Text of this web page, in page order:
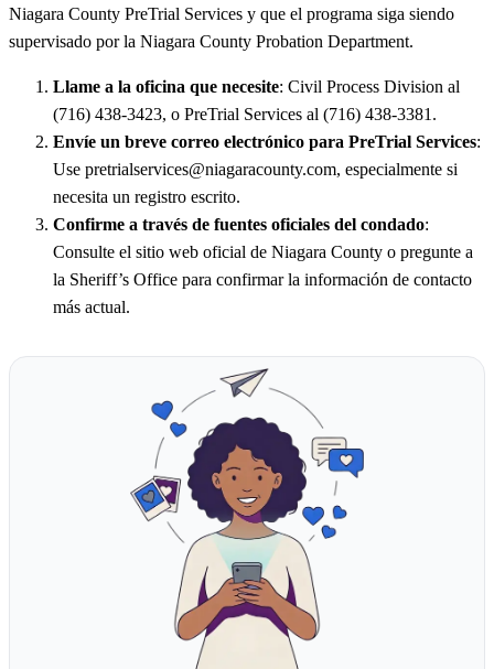
Niagara County PreTrial Services y que el programa siga siendo
supervisado por la Niagara County Probation Department.
Llame a la oficina que necesite: Civil Process Division al
(716) 438-3423, o PreTrial Services al (716) 438-3381.
Envíe un breve correo electrónico para PreTrial Services:
Use pretrialservices@niagaracounty.com, especialmente si
necesita un registro escrito.
Confirme a través de fuentes oficiales del condado:
Consulte el sitio web oficial de Niagara County o pregunte a
la Sheriff’s Office para confirmar la información de contacto
más actual.